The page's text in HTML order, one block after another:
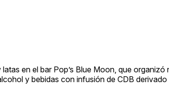
en el bar Pop’s Blue Moon, que
y bebidas con infusión de CDB